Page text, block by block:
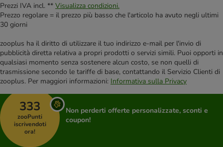
Prezzi IVA incl. ** Visualizza condizioni.
Prezzo regolare = il prezzo più basso che l'articolo ha avuto negli ultimi
30 giorni
zooplus ha il diritto di utilizzare il tuo indirizzo e-mail per l'invio di
pubblicità diretta relativa a propri prodotti o servizi simili. Puoi opporti in
qualsiasi momento senza sostenere alcun costo, se non quelli di
trasmissione secondo le tariffe di base, contattando il Servizio Clienti di
zooplus. Per maggiori informazioni: Informativa sulla Privacy
333
zooPunti
iscrivendoti
ora!
Non perderti offerte personalizzate, sconti e
coupon!